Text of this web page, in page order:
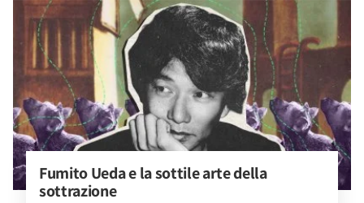
Fumito Ueda e la sottile arte della
sottrazione